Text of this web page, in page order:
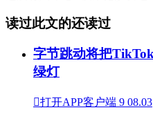
读过此文的还读过
字节跳动将把
绿灯
打开APP客户端 9 08.03